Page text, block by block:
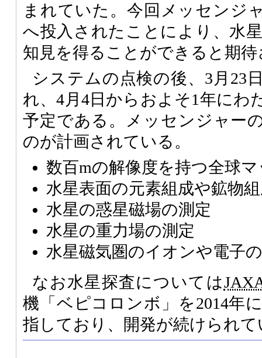
まれていた。今回メッセンジ
へ投入されたことにより、水
知見を得ることができると期
システムの点検の後、3月23
れ、4月4日からおよそ1年にわ
予定である。メッセンジャー
のが計画されている。
数百mの解像度を持つ全球
水星表面の元素組成や鉱物
水星の惑星磁場の測定
水星の重力場の測定
水星磁気圏のイオンや電子
なお水星探査については
機「ベピコロンボ」を2014年
指しており、開発が続けられて